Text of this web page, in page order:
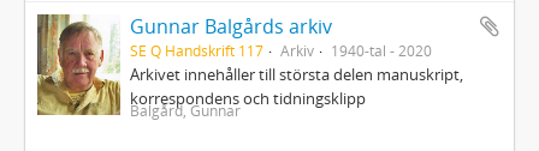
Gunnar Balgårds arkiv
SE Q Handskrift 117 Arkiv 1940-tal - 2020
Arkivet innehåller till största delen manuskript,
korrespondens och tidningsklipp
Balgård, Gunnar